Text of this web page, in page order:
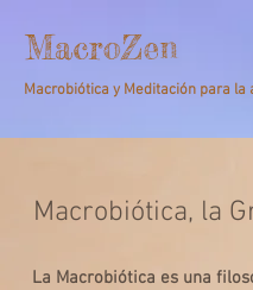
MacroZen
Macrobiótica y Meditación para
Macrobiótica, la
La Macrobiótica es una